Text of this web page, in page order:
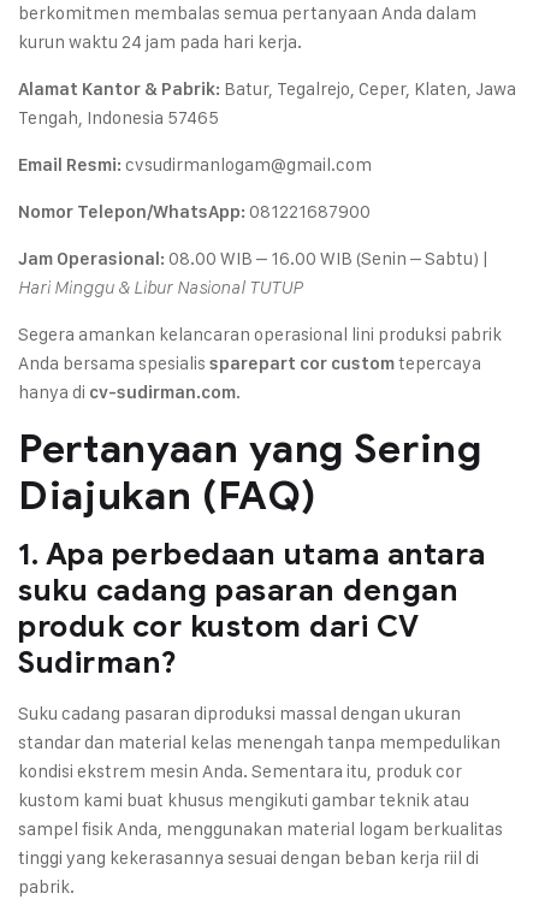
berkomitmen membalas semua pertanyaan Anda dalam
kurun waktu 24 jam pada hari kerja.
Alamat Kantor & Pabrik: Batur, Tegalrejo, Ceper, Klaten, Jawa
Tengah, Indonesia 57465
Email Resmi: cvsudirmanlogam@gmail.com
Nomor Telepon/WhatsApp: 081221687900
Jam Operasional: 08.00 WIB – 16.00 WIB (Senin – Sabtu) |
Hari Minggu & Libur Nasional TUTUP
Segera amankan kelancaran operasional lini produksi pabrik
Anda bersama spesialis sparepart cor customtepercaya
hanya di cv-sudirman.com.
Pertanyaan yang Sering
Diajukan (FAQ)
1. Apa perbedaan utama antara
suku cadang pasaran dengan
produk cor kustom dari CV
Sudirman?
Suku cadang pasaran diproduksi massal dengan ukuran
standar dan material kelas menengah tanpa mempedulikan
kondisi ekstrem mesin Anda. Sementara itu, produk cor
kustom kami buat khusus mengikuti gambar teknik atau
sampel fisik Anda, menggunakan material logam berkualitas
tinggi yang kekerasannya sesuai dengan beban kerja riil di
pabrik.